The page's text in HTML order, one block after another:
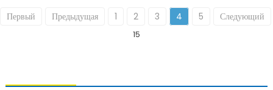
Первый Предыдущая 1 2 3 4 5 Следующий
15